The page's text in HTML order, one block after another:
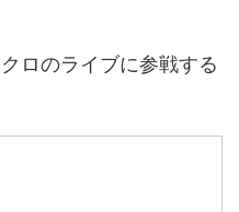
ロのライブに参戦する